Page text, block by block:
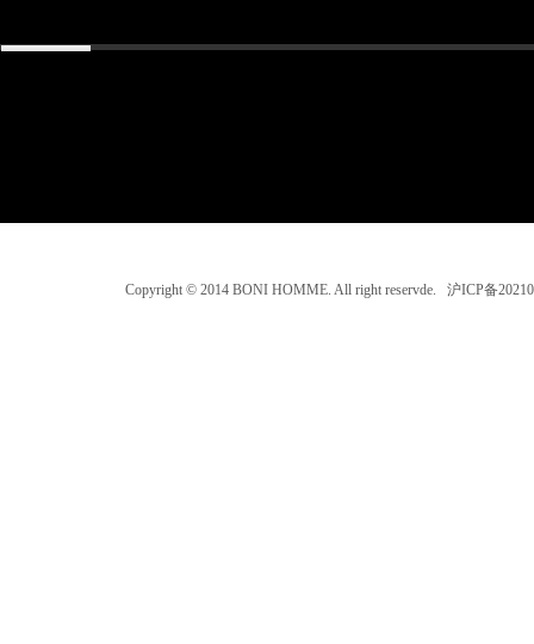
Copyright © 2014 BONI HOMME. All right reservde. 沪ICP备